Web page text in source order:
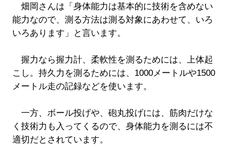
畑岡さんは「身体能力は基本的に技術を含めない
能力なので、測る方法は測る対象にあわせて、いろ
いろあります」と言います。
握力なら握力計、柔軟性を測るためには、上体起
こし。持久力を測るためには、1000メートルや1500
メートル走の記録などを使います。
一方、ボール投げや、砲丸投げには、筋肉だけな
く技術力も入ってくるので、身体能力を測るには不
適切だとされています。